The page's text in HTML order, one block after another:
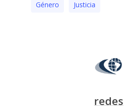
Género Justicia
redes